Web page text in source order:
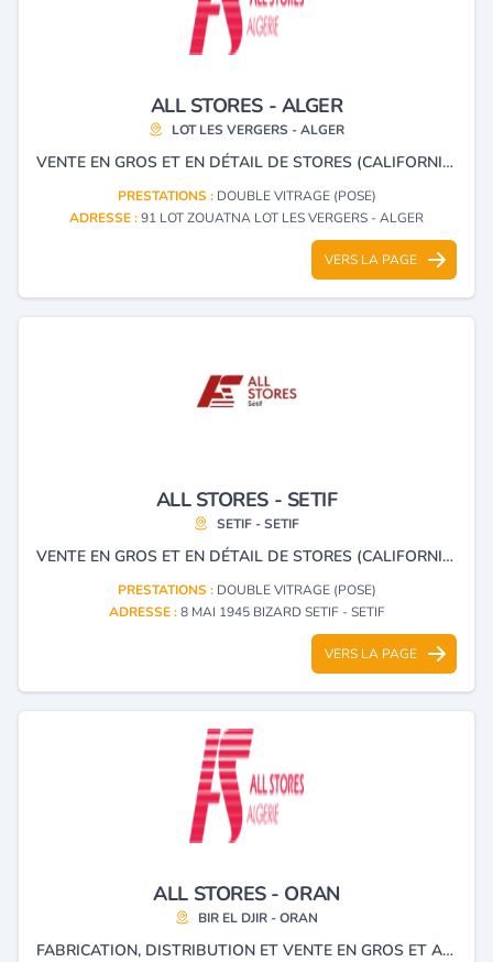
ALL STORES - ALGER
LOT LES VERGERS - ALGER
VENTE EN GROS ET EN DÉTAIL DE STORES (CALIFORNIENS, VÉNITIENS, EN TISSU PVC), VOLETS ROULANTS, MENUISERIE EN ALUMINIUM, PVC ET BLINDÉ.
PRESTATIONS : DOUBLE VITRAGE (POSE)
ADRESSE :91 LOT ZOUATNA LOT LES VERGERS - ALGER
VERS LA PAGE
ALL STORES - SETIF
SETIF - SETIF
VENTE EN GROS ET EN DÉTAIL DE STORES (CALIFORNIENS, VÉNITIENS, EN TISSU PVC), VOLETS ROULANTS, MENUISERIE EN ALUMINIUM, PVC ET BLINDÉ.
PRESTATIONS : DOUBLE VITRAGE (POSE)
ADRESSE :8 MAI 1945 BIZARD SETIF - SETIF
VERS LA PAGE
ALL STORES - ORAN
BIR EL DJIR - ORAN
FABRICATION, DISTRIBUTION ET VENTE EN GROS ET AU DÉTAIL DE STORES (CALIFORNIENS, VÉNITIENS, EN TISSU PVC), VOLETS ROULANTS ET MENUISERIE EN ALUMINIUM, PVC ET BLINDÉ.